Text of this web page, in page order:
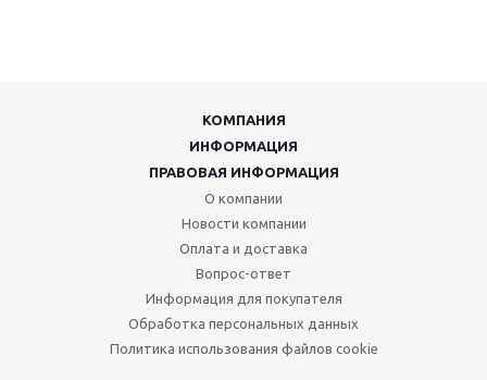
КОМПАНИЯ
ИНФОРМАЦИЯ
ПРАВОВАЯ ИНФОРМАЦИЯ
О компании
Новости компании
Оплата и доставка
Вопрос-ответ
Информация для покупателя
Обработка персональных данных
Политика использования файлов cookie